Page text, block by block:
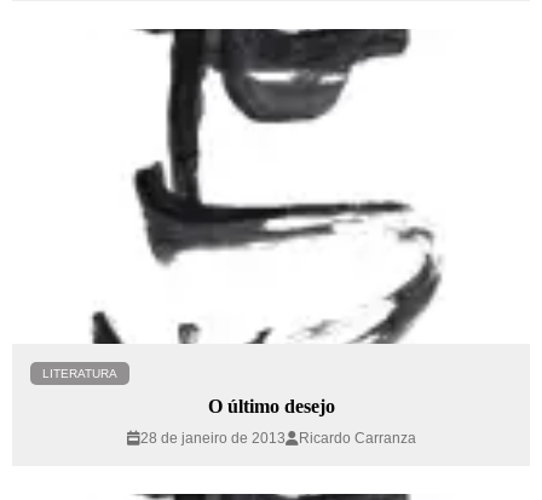
LITERATURA
O último desejo
28 de janeiro de 2013 Ricardo Carranza